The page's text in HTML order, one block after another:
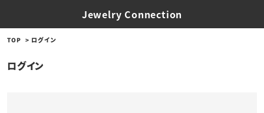
Jewelry Connection
TOP ログイン
ログイン